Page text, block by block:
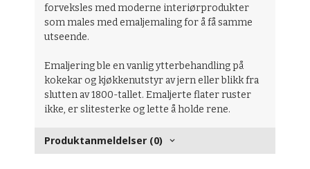
forveksles med moderne interiørprodukter
som males med emaljemaling for å få samme
utseende.
Emaljering ble en vanlig ytterbehandling på
kokekar og kjøkkenutstyr av jern eller blikk fra
slutten av 1800-tallet. Emaljerte flater ruster
ikke, er slitesterke og lette å holde rene.
Produktanmeldelser (0)